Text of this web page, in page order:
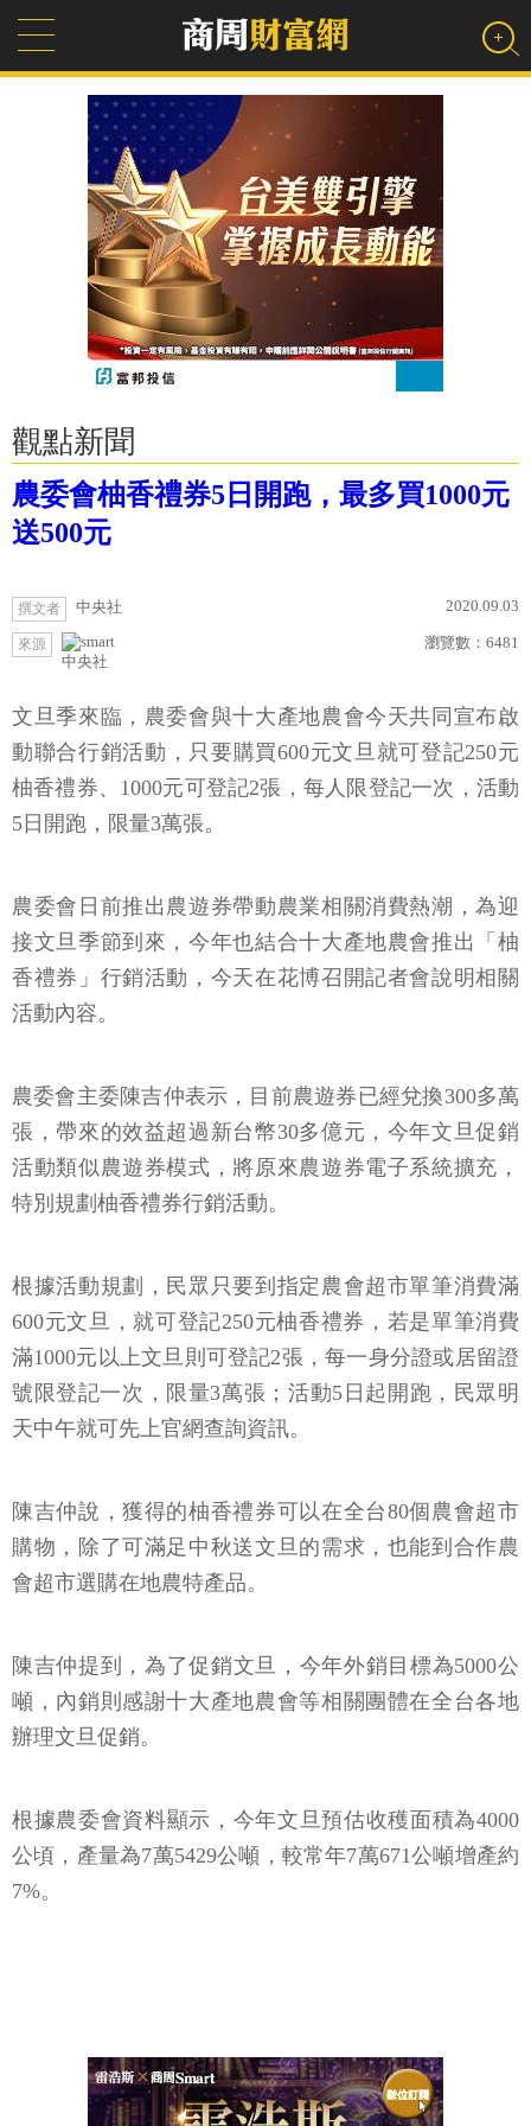
觀點新聞
農委會柚香禮券5日開跑，最多買1000元
送500元
撰文者 中央社 2020.09.03
來源
中央社
瀏覽數： 6481
文旦季來臨，農委會與十大產地農會今天共同宣布啟
動聯合行銷活動，只要購買600元文旦就可登記250元
柚香禮券、1000元可登記2張，每人限登記一次，活動
5日開跑，限量3萬張。
農委會日前推出農遊券帶動農業相關消費熱潮，為迎
接文旦季節到來，今年也結合十大產地農會推出「柚
香禮券」行銷活動，今天在花博召開記者會說明相關
活動內容。
農委會主委陳吉仲表示，目前農遊券已經兌換300多萬
張，帶來的效益超過新台幣30多億元，今年文旦促銷
活動類似農遊券模式，將原來農遊券電子系統擴充，
特別規劃柚香禮券行銷活動。
根據活動規劃，民眾只要到指定農會超市單筆消費滿
600元文旦，就可登記250元柚香禮券，若是單筆消費
滿1000元以上文旦則可登記2張，每一身分證或居留證
號限登記一次，限量3萬張；活動5日起開跑，民眾明
天中午就可先上官網查詢資訊。
陳吉仲說，獲得的柚香禮券可以在全台80個農會超市
購物，除了可滿足中秋送文旦的需求，也能到合作農
會超市選購在地農特產品。
陳吉仲提到，為了促銷文旦，今年外銷目標為5000公
噸，內銷則感謝十大產地農會等相關團體在全台各地
辦理文旦促銷。
根據農委會資料顯示，今年文旦預估收穫面積為4000
公頃，產量為7萬5429公噸，較常年7萬671公噸增產約
7%。